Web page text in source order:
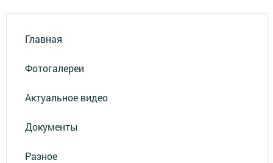
Главная
Фотогалереи
Актуальное видео
Документы
Разное